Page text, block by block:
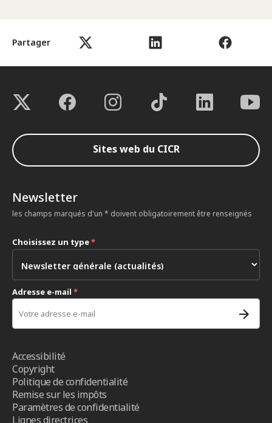
Partager
Sites web du CICR
Newsletter
les champs marqués d'un * doivent obligatoirement être renseignés
Choisissez un type*
Adresse e-mail *
Accessibilité
Copyright
Politique de confidentialité
Remise sur les impôts
Paramètres de confidentialité
Lignes directrices